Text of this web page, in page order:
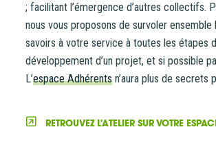
; facilitant l’émergence d’autres collectifs.
nous vous proposons de survoler
savoirs à votre service à toutes les étapes
développement d’un projet, et si possible
L’espace Adhérentsn’aura plus de secrets
RETROUVEZ L'ATELIER SUR VOTRE